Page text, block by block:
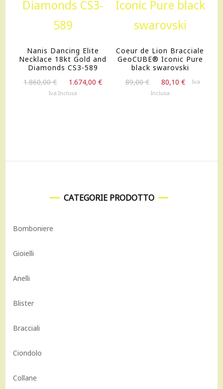
Nanis Dancing Elite
Necklace 18kt Gold and
Diamonds CS3-589
1.860,00€
prezzo
1.674,00€
Iva Inclusa
Coeur de Lion Bracciale
GeoCUBE® Iconic Pure
black swarovski
89,00€
prezzo
80,10 €
IlIva
Inclusa
CATEGORIE PRODOTTO
Bomboniere
Gioielli
Anelli
Blister
Bracciali
Ciondolo
Collane